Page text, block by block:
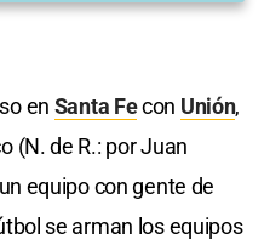
en Santa Fecon Unión,
(N. de R.: por Juan
equipo con gente de
se arman los equipos